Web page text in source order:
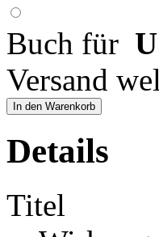
Buch für
Versand
In den Warenkorb
Details
Titel